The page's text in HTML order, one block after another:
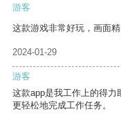
游客
这款游戏非常好玩，画面精
2024-01-29
游客
这款app是我工作上的得力
更轻松地完成工作任务。